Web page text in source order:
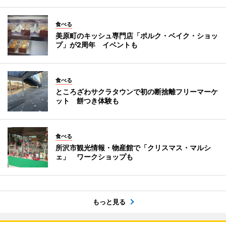
食べる
美原町のキッシュ専門店「ポルク・ベイク・ショッ
プ」が2周年 イベントも
食べる
ところざわサクラタウンで初の断捨離フリーマーケ
ット 餅つき体験も
食べる
所沢市観光情報・物産館で「クリスマス・マルシ
ェ」 ワークショップも
もっと見る